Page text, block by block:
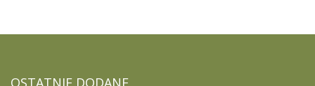
OSTATNIE DODANE